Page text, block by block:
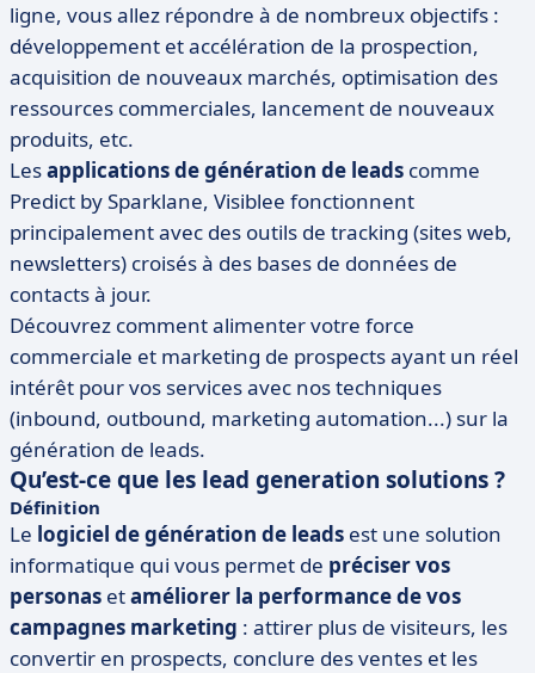
ligne, vous allez répondre à de nombreux objectifs :
développement et accélération de la prospection,
acquisition de nouveaux marchés, optimisation des
ressources commerciales, lancement de nouveaux
produits, etc.
Lesapplications de génération de leads comme
Predict by Sparklane, Visiblee fonctionnent
principalement avec des outils de tracking (sites web,
newsletters) croisés à des bases de données de
contacts à jour.
Découvrez comment alimenter votre force
commerciale et marketing de prospects ayant un réel
intérêt pour vos services avec nos techniques
(inbound, outbound, marketing automation...) sur la
génération de leads.
Qu’est-ce que les lead generation solutions ?
Définition
Le logiciel de génération de leads est une solution
informatique qui vous permet de préciser vos
personas etaméliorer la performance de vos
campagnes marketing : attirer plus de visiteurs, les
convertir en prospects, conclure des ventes et les